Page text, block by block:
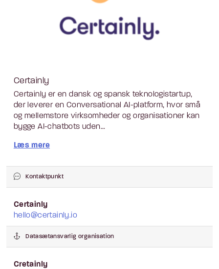
Certainly
Certainly er en dansk og spansk teknologistartup,
der leverer en Conversational AI-platform, hvor små
og mellemstore virksomheder og organisationer kan
bygge AI-chatbots uden...
Læs mere
Kontaktpunkt
Certainly
hello@certainly.io
Datasætansvarlig organisation
Cretainly